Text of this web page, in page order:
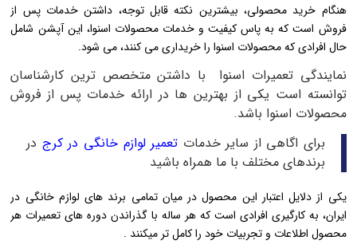
هنگام خرید محصولی، بیشترین نکته قابل توجه، داشتن خدمات پس از
فروش است که به پاس کیفیت و خدمات محصولات اسنوا، این آپشن شامل
حال افرادی که محصولات اسنوا را خریداری می کنند، می شود.
نمایندگی تعمیرات اسنوا با داشتن متخصص ترین کارشناسان
توانسته است یکی از بهترین ها در ارائه خدمات پس از فروش
محصولات اسنوا باشد.
برای اگاهی از سایر خدمات تعمیر لوازم خانگی در کرج در
برندهای مختلف با ما همراه باشید
یکی از دلایل اعتبار این محصول در میان تمامی برند های لوازم خانگی در
ایران، به کارگیری افرادی است که هر ساله با گذراندن دوره های تعمیرات هر
محصول اطلاعات و تجربیات خود را کامل تر میکنند .